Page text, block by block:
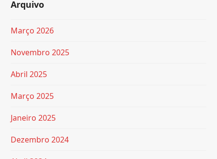
Arquivo
Março 2026
Novembro 2025
Abril 2025
Março 2025
Janeiro 2025
Dezembro 2024